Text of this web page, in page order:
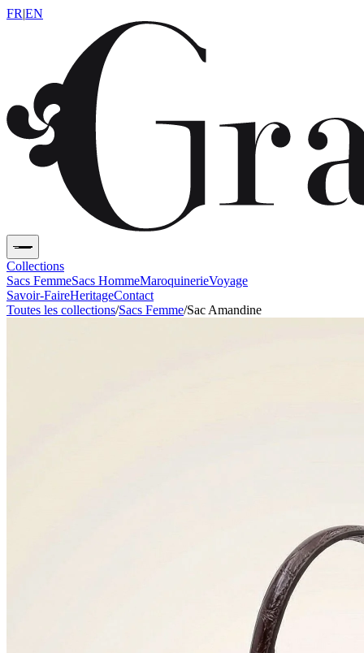
FR|EN
Collections
Sacs FemmeSacs HommeMaroquinerieVoyage
Savoir-FaireHeritageContact
Toutes les collections/Sacs Femme/Sac Amandine